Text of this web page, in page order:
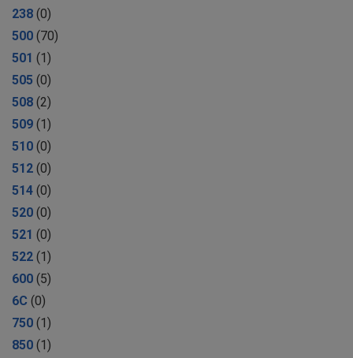
238 (0)
500 (70)
501 (1)
505 (0)
508 (2)
509 (1)
510 (0)
512 (0)
514 (0)
520 (0)
521 (0)
522 (1)
600 (5)
6C (0)
750 (1)
850 (1)